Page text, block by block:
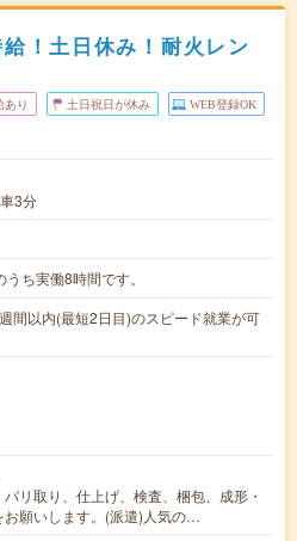
！土日休み！耐火レン
あり 土日祝日が休み WEB登録OK
3分
ち実働8時間です。
間以内(最短2日目)のスピード就業が可
リ取り、仕上げ、検査、梱包、成形・
お願いします。(派遣)人気の…